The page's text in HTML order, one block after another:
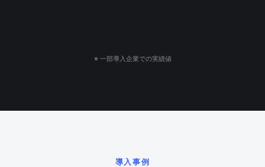
※ 一部導入企業での実績値
導入事例